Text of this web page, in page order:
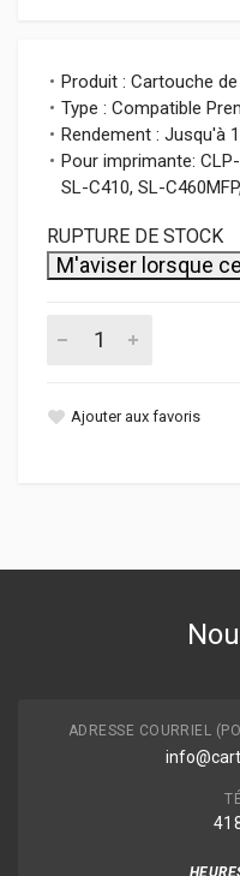
Produit : Cartouche
Type : Compatible
Rendement : Jusqu'à
Pour imprimante:
SL-C410, SL-
RUPTURE DE STOCK
M'aviser lorsque
Ajouter aux favoris
ADRESSE COURRIEL